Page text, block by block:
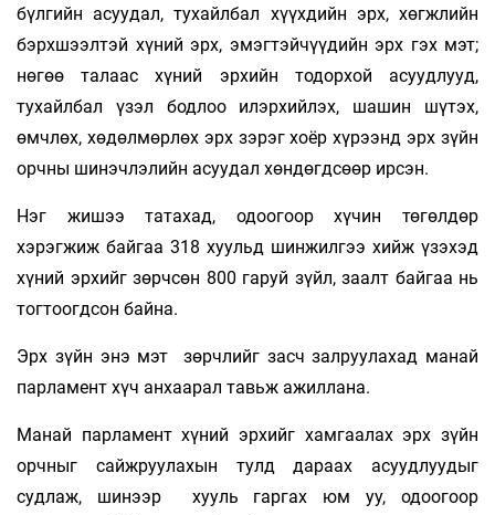
бүлгийн асуудал, тухайлбал хүүхдийн эрх, хөгжлийн
бэрхшээлтэй хүний эрх, эмэгтэйчүүдийн эрх гэх мэт;
нөгөө талаас хүний эрхийн тодорхой асуудлууд,
тухайлбал үзэл бодлоо илэрхийлэх, шашин шүтэх,
өмчлөх, хөдөлмөрлөх эрх зэрэг хоёр хүрээнд эрх зүйн
орчны шинэчлэлийн асуудал хөндөгдсөөр ирсэн.
Нэг жишээ татахад, одоогоор хүчин төгөлдөр
хэрэгжиж байгаа 318 хуульд шинжилгээ хийж үзэхэд
хүний эрхийг зөрчсөн 800 гаруй зүйл, заалт байгаа нь
тогтоогдсон байна.
Эрх зүйн энэ мэт зөрчлийг засч залруулахад манай
парламент хүч анхаарал тавьж ажиллана.
Манай парламент хүний эрхийг хамгаалах эрх зүйн
орчныг сайжруулахын тулд дараах асуудлуудыг
судлаж, шинээр хууль гаргах юм уу, одоогоор